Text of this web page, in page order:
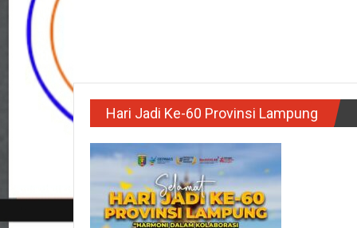
Hari Jadi Ke-60 Provinsi Lampung